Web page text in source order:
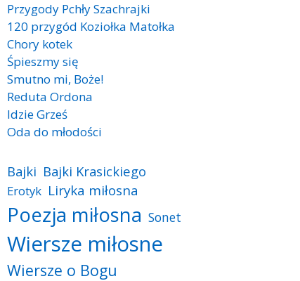
Przygody Pchły Szachrajki
120 przygód Koziołka Matołka
Chory kotek
Śpieszmy się
Smutno mi, Boże!
Reduta Ordona
Idzie Grześ
Oda do młodości
Bajki Bajki Krasickiego
Erotyk Liryka miłosna
Poezja miłosna Sonet
Wiersze miłosne
Wiersze o Bogu